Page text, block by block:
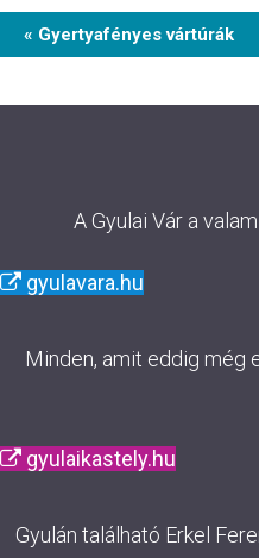
Event
« Gyertyafényes vártúrák
A Gyulai Vár a
gyulavara.hu
Minden, amit eddig még
gyulaikastely.hu
Gyulán található Erkel